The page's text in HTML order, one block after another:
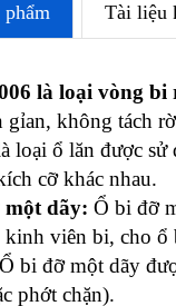
phẩm Tài liệu
là loại vòng
không tách
loại ổ lăn được
cỡ khác nhau.
dãy: Ổ bi đỡ
kinh viên bi, cho
bi đỡ một dãy
phớt chặn).